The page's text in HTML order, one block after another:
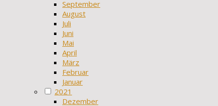
September
August
Juli
Juni
Mai
April
März
Februar
Januar
2021
Dezember